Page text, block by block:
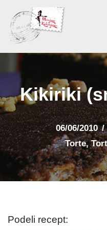
Skoči
na
Kikiriki
06/06/2010
Torte,
Podeli recept: